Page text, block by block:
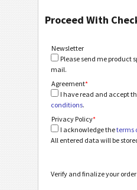
Proceed With
Newsletter
Please send me product
mail.
Agreement*
I have read and accept
conditions.
Privacy Policy*
I acknowledge theterms
All entered data will be
Verify and finalize your